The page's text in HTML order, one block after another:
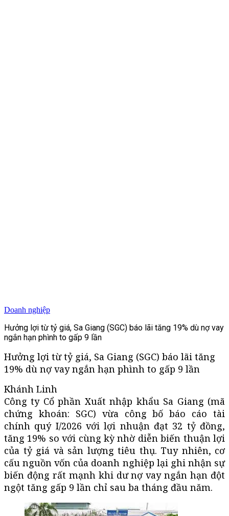
Doanh nghiệp
Hưởng lợi từ tỷ giá, Sa Giang (SGC) báo lãi tăng 19% dù nợ vay
ngắn hạn phình to gấp 9 lần
Hưởng lợi từ tỷ giá, Sa Giang (SGC) báo lãi tăng
19% dù nợ vay ngắn hạn phình to gấp 9 lần
Khánh Linh
Công ty Cổ phần Xuất nhập khẩu Sa Giang (mã
chứng khoán: SGC) vừa công bố báo cáo tài
chính quý I/2026 với lợi nhuận đạt 32 tỷ đồng,
tăng 19% so với cùng kỳ nhờ diễn biến thuận lợi
của tỷ giá và sản lượng tiêu thụ. Tuy nhiên, cơ
cấu nguồn vốn của doanh nghiệp lại ghi nhận sự
biến động rất mạnh khi dư nợ vay ngắn hạn đột
ngột tăng gấp 9 lần chỉ sau ba tháng đầu năm.